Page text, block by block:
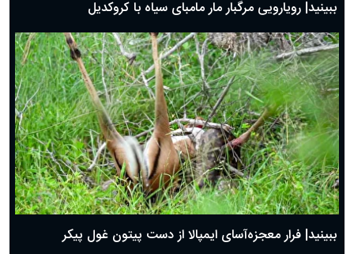
ببینید| رویارویی مرگبار مار مامبای سیاه با کروکدیل
ببینید| فرار معجزه‌آسای ایمپالا از دست پیتون غول پیکر